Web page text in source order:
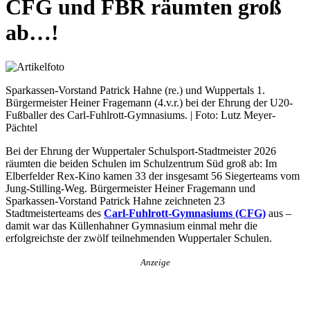
CFG und FBR räumten groß
ab…!
Sparkassen-Vorstand Patrick Hahne (re.) und Wuppertals 1.
Bürgermeister Heiner Fragemann (4.v.r.) bei der Ehrung der U20-
Fußballer des Carl-Fuhlrott-Gymnasiums. | Foto: Lutz Meyer-
Pächtel
Bei der Ehrung der Wuppertaler Schulsport-Stadtmeister 2026
räumten die beiden Schulen im Schulzentrum Süd groß ab: Im
Elberfelder Rex-Kino kamen 33 der insgesamt 56 Siegerteams vom
Jung-Stilling-Weg. Bürgermeister Heiner Fragemann und
Sparkassen-Vorstand Patrick Hahne zeichneten 23
Stadtmeisterteams des Carl-Fuhlrott-Gymnasiums (CFG) aus –
damit war das Küllenhahner Gymnasium einmal mehr die
erfolgreichste der zwölf teilnehmenden Wuppertaler Schulen.
Anzeige